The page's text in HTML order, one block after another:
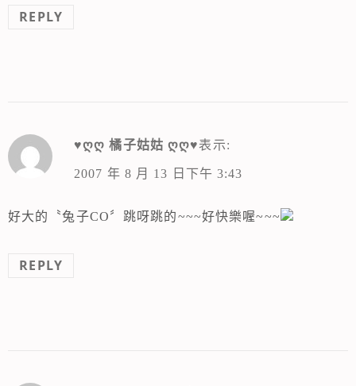
REPLY
♥ღღ 橘子姑姑 ღღ♥表示:
2007 年 8 月 13 日下午 3:43
好大的〝兔子CO〞跳呀跳的~~~好快樂喔~~~
REPLY